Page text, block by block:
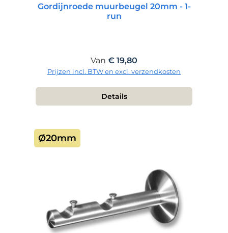
Gordijnroede muurbeugel 20mm - 1-
run
Normale prijs:
Van € 19,80
Prijzen incl. BTW en excl. verzendkosten
Details
Ø20mm